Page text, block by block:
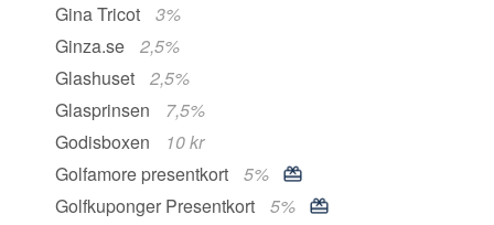
Gina Tricot
3%
Ginza.se
2,5%
Glashuset
2,5%
Glasprinsen
7,5%
Godisboxen
10 kr
Golfamore presentkort
5%
Golfkuponger Presentkort
5%